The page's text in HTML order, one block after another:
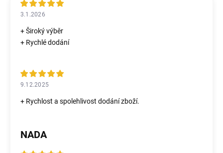
3.1.2026
+ Široký výběr
+ Rychlé dodání
9.12.2025
+ Rychlost a spolehlivost dodání zboží.
NADA